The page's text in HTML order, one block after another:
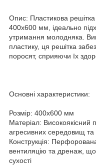
Опис: Пластикова
400х600 мм, ідеально
утримання молодняка.
пластику, ця решітка
поросят, сприяючи їх
Основні характеристики:
Розмір: 400х600 мм
Матеріал: Високоякісний
агресивних середовищ
Конструкція:
вентиляцію та дренаж,
сухості